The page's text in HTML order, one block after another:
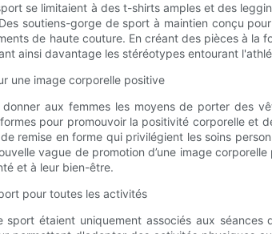
se limitaient à des t-shirts amples et des
soutiens-gorge de sport à maintien conçu
de haute couture. En créant des pièces à
ainsi davantage les stéréotypes entourant
une image corporelle positive
aux femmes les moyens de porter des
pour promouvoir la positivité corporelle et
remise en forme qui privilégient les soins
vague de promotion d’une image
et à leur bien-être.
pour toutes les activités
étaient uniquement associés aux